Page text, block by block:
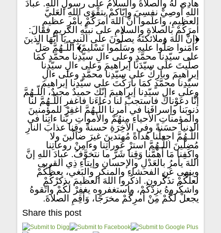
هادِي لهُ والصلاةُ والسلامُ على رسولِ اللهِ. عبادَ
اللهِ أُوصِيْ نفسِيَ وإيّاكمْ بتقْوَى اللهِ العَليّ
العظيمِ، واعلَموا أنَّ اللهَ أمرَكُمْ بأمْرٍ عظيمٍ
أمرَكُمْ بالصلاةِ والسلامِ على نبيِّهِ الكريمِ فقالَ:
﴿ إنَّ اللهَ وملائكتَهُ يصلُّونَ على النبِيِ يَا أيُّهَا الذينَ
ءامَنوا صَلُّوا عليهِ وسَلّموا تَسْليمً﴾اللّـهُمَّ صَلّ
على سيّدِنا محمَّدٍ وعلى ءالِ سيّدِنا محمَّدٍ كمَا
صلّيتَ على سيّدَنا إبراهيمَ وعلى ءالِ سيّدِنا
إبراهيمَ وبارِكْ على سيّدِنا محمَّدٍ وعلى ءالِ
سيّدِنا محمَّدٍ كمَا بارَكْتَ على سيّدِنا إبراهيمَ
وعلى ءالِ سيّدِنا إبراهيمَ إنّكَ حميدٌ مجيدٌ، اللّـهُمَّ
إنَّا دعَوْناكَ فاستجبْ لنا دعاءَنا فاغفرِ اللّـهُمَّ لنا
ذنوبَنا وإسرافَنا في أمرِنا اللّـهُمَّ اغفِرْ للمؤمنينَ
والمؤمناتِ الأحياءِ منهُمْ والأمواتِ ربَّنا ءاتِنا في
الدنيا حسَنةً وفي الآخِرَةِ حسنةً وقِنا عذابَ النارِ
اللّـهُمَّ اجعلْنا هُداةً مُهتدينَ غيرَ ضالّينَ ولا
مُضِلينَ اللّـهُمَّ استرْ عَوراتِنا وءامِنْ روعاتِنا
واكفِنا مَا أَهمَّنا وَقِنا شَرَّ ما نتخوَّفُ. عبادَ اللهِ إنَّ
اللهَ يأمرُ بالعَدْلِ والإحسانِ وإيتاءِ ذِي القربى
وينهى عَنِ الفحشاءِ والمنكرِ والبَغي، يعظُكُمْ
لعلَّكُمْ تذَكَّرون. اذكُروا اللهَ العظيمَ يذكرْكُمْ
واشكُروهُ يزِدْكُمْ، واستغفروه يغفِرْ لكُمْ واتّقوهُ
يجعلْ لكُمْ مِنْ أمرِكُمْ مخرَجًا، وَأَقِمِ الصلاةَ.
Share this post